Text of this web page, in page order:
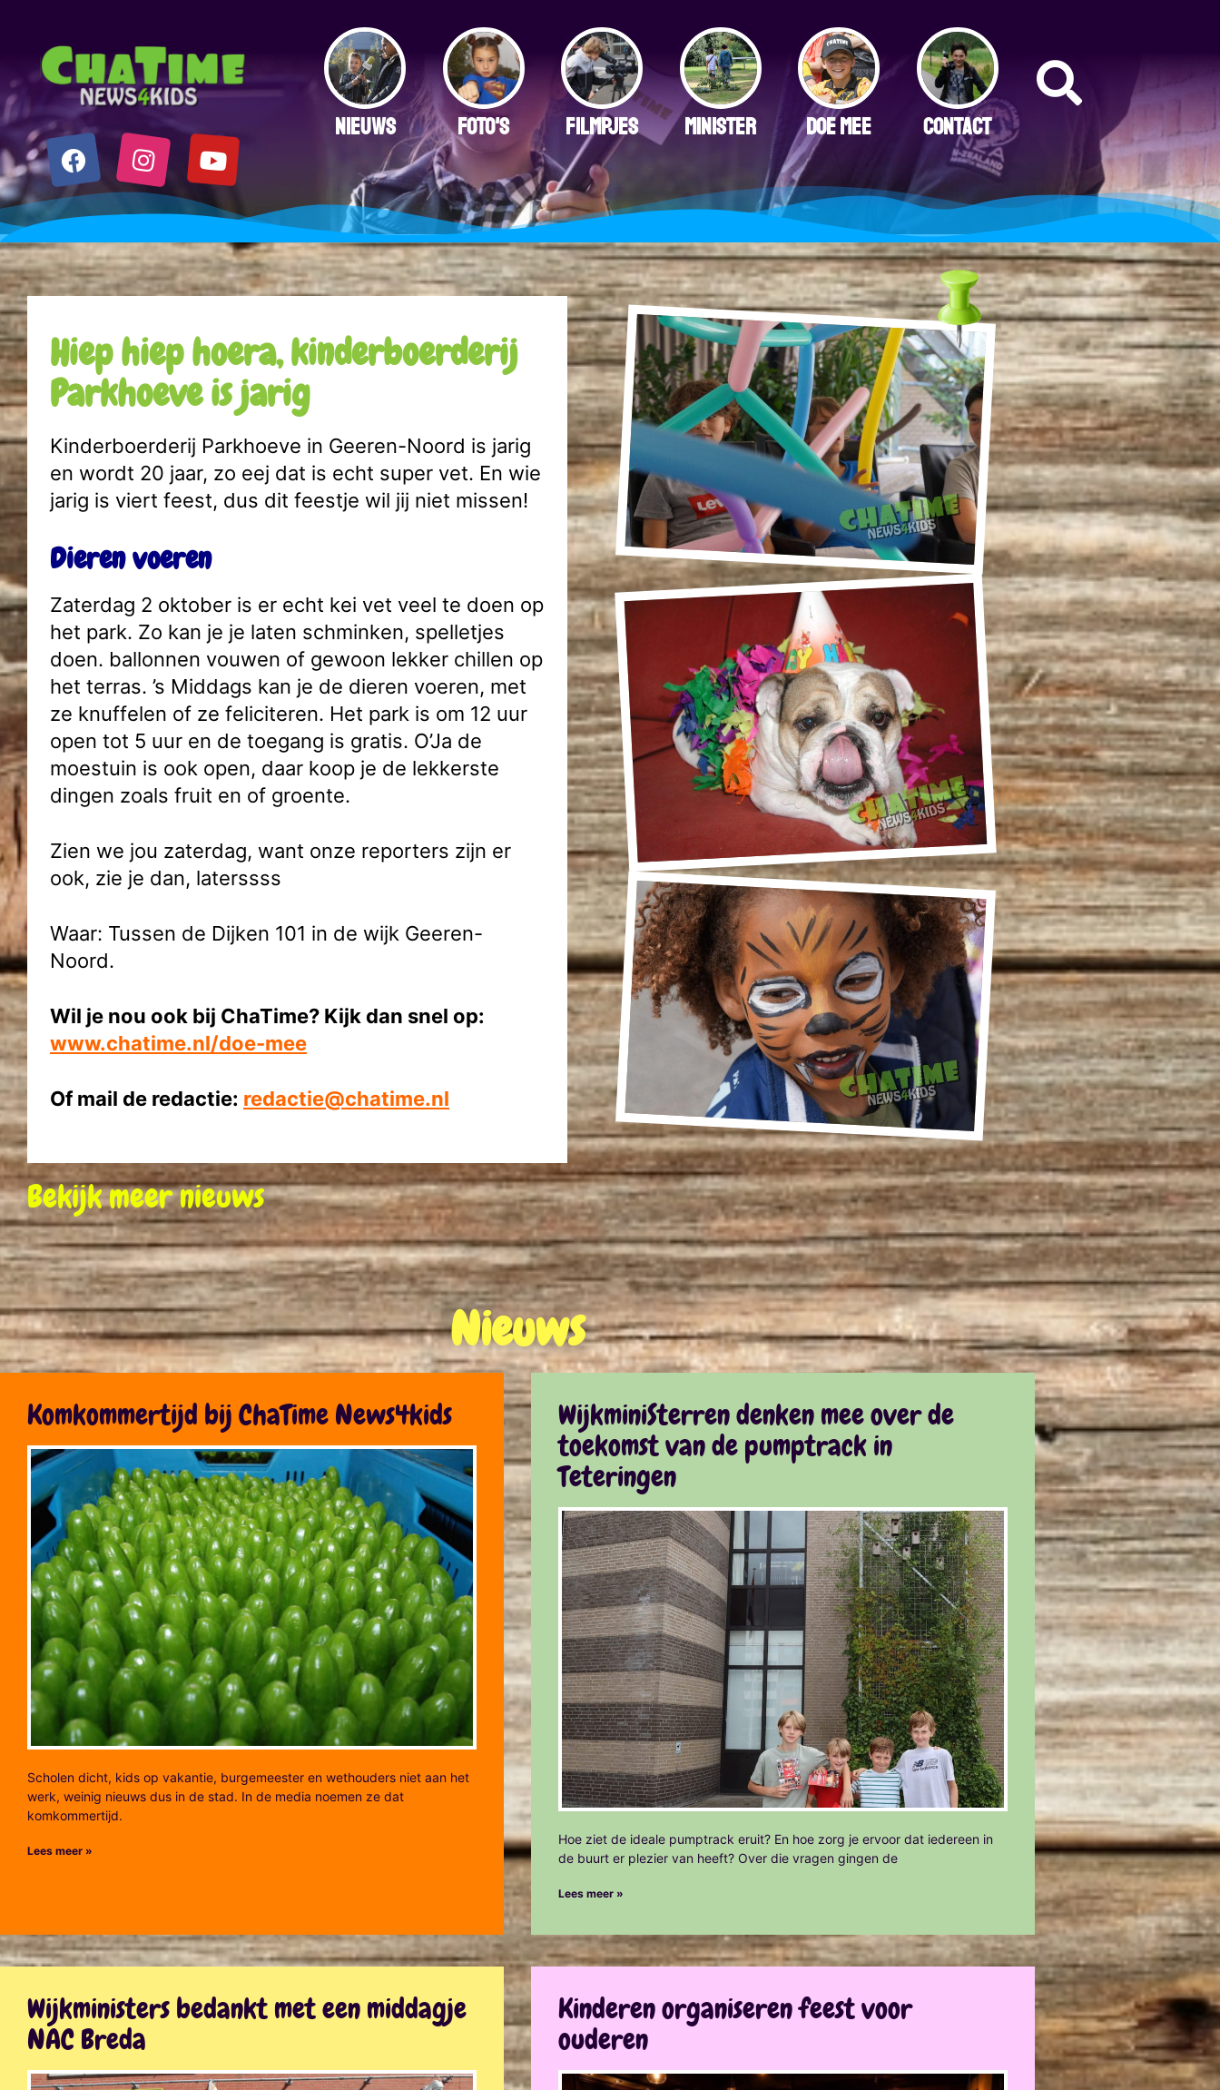
NIEUWS FOTO'S FILMPJES MINISTER DOE MEE CONTACT
Hiep hiep hoera, kinderboerderij
Parkhoeve is jarig
Kinderboerderij Parkhoeve in Geeren-Noord is jarig
en wordt 20 jaar, zo eej dat is echt super vet. En wie
jarig is viert feest, dus dit feestje wil jij niet missen!
Dieren voeren
Zaterdag 2 oktober is er echt kei vet veel te doen op
het park. Zo kan je je laten schminken, spelletjes
doen. ballonnen vouwen of gewoon lekker chillen op
het terras. ’s Middags kan je de dieren voeren, met
ze knuffelen of ze feliciteren. Het park is om 12 uur
open tot 5 uur en de toegang is gratis. O’Ja de
moestuin is ook open, daar koop je de lekkerste
dingen zoals fruit en of groente.
Zien we jou zaterdag, want onze reporters zijn er
ook, zie je dan, laterssss
Waar: Tussen de Dijken 101 in de wijk Geeren-
Noord.
Wil je nou ook bij ChaTime? Kijk dan snel op:
www.chatime.nl/doe-mee
Of mail de redactie: redactie@chatime.nl
Bekijk meer nieuws
Nieuws
Komkommertijd bij ChaTime News4kids
Scholen dicht, kids op vakantie, burgemeester en wethouders niet aan het
werk, weinig nieuws dus in de stad. In de media noemen ze dat
komkommertijd.
Lees meer »
WijkminiSterren denken mee over de
toekomst van de pumptrack in
Teteringen
Hoe ziet de ideale pumptrack eruit? En hoe zorg je ervoor dat iedereen in
de buurt er plezier van heeft? Over die vragen gingen de
Lees meer »
Wijkministers bedankt met een middagje
NAC Breda
Kinderen organiseren feest voor
ouderen